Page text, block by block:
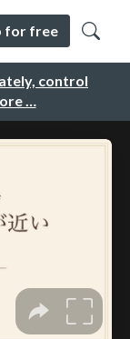
control
…
for free